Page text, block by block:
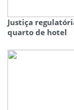
Justiça
quarto de hotel